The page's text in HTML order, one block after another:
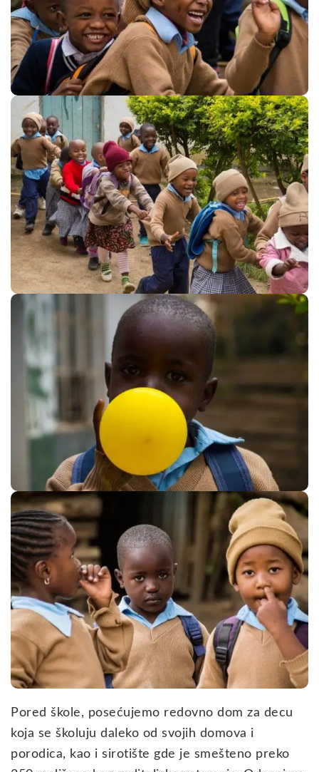
Pored škole, posećujemo redovno dom za decu
koja se školuju daleko od svojih domova i
porodica, kao i sirotište gde je smešteno preko